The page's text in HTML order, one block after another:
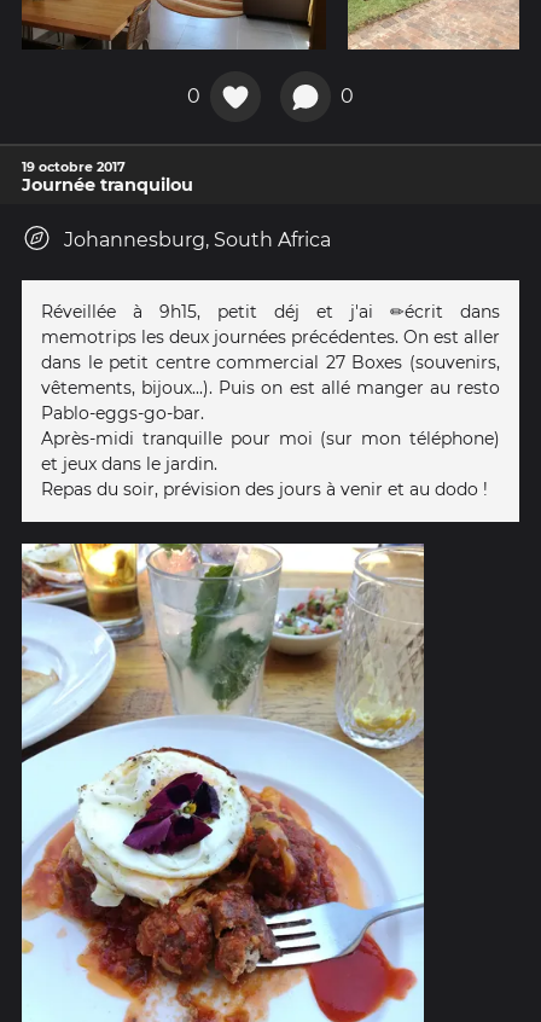
0 0
19 octobre 2017
Journée tranquilou
Johannesburg, South Africa
Réveillée à 9h15, petit déj et j'ai ✏️écrit dans
memotrips les deux journées précédentes. On est aller
dans le petit centre commercial 27 Boxes (souvenirs,
vêtements, bijoux...). Puis on est allé manger au resto
Pablo-eggs-go-bar.
Après-midi tranquille pour moi (sur mon téléphone)
et jeux dans le jardin.
Repas du soir, prévision des jours à venir et au ️dodo !